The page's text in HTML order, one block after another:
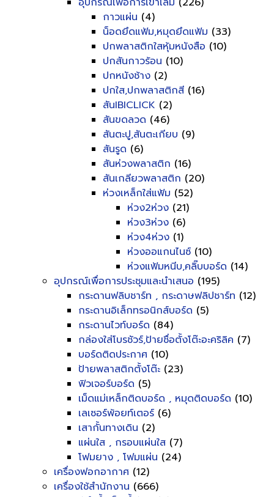
กาวแผ่น (4)
น็อดยึดแฟ้ม,หมุดยึดแฟ้ม (33)
ปกพลาสติกใสหุ้มหนังสือ (10)
ปกสันกาวร้อน (10)
ปกหนังช้าง (2)
ปกใส,ปกพลาสติกสี (16)
สันIBICLICK (2)
สันขดลวด (46)
สันตะปู,สันตะเกียบ (9)
สันรูด (6)
สันห่วงพลาสติก (16)
สันเกลียวพลาสติก (20)
ห่วงเหล็กใส่แฟ้ม (52)
ห่วง2ห่วง (21)
ห่วง3ห่วง (6)
ห่วง4ห่วง (1)
ห่วงออแกนไนซ์ (10)
ห่วงแฟ้มหนีบ,คลิ๊บบอร์ด (14)
อุปกรณ์เพื่อการประชุมและนำเสนอ (195)
กระดานฟลิบชาร์ท , กระดาษฟลิปชาร์ท (12)
กระดานอิเล็กทรอนิกส์บอร์ด (5)
กระดานไวท์บอร์ด (84)
กล่องใส่โบรชัวร์,ป้ายชื่อตั้งโต๊ะอะคริลิค (7)
บอร์ดติดประกาศ (10)
ป้ายพลาสติกตั้งโต๊ะ (23)
ฟิวเจอร์บอร์ด (5)
เม็ดแม่เหล็กติดบอร์ด , หมุดติดบอร์ด (10)
เลเซอร์พ้อยท์เตอร์ (6)
เสากั้นทางเดิน (2)
แผ่นใส , กรอบแผ่นใส (7)
โฟมยาง , โฟมแผ่น (24)
เครื่องฟอกอากาศ (12)
เครื่องใช้สำนักงาน (666)